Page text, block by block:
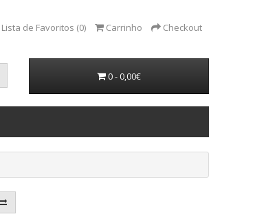
Lista de Favoritos (0) Carrinho Checkout
0 - 0,00€